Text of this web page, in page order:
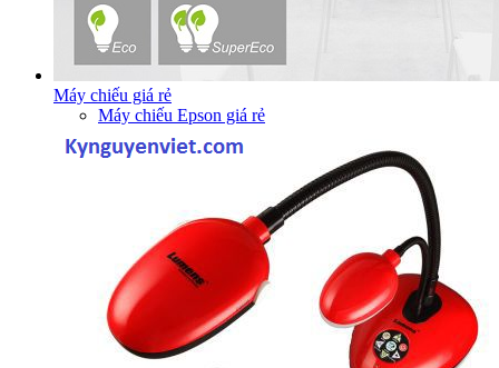
Máy chiếu giá rẻ
Máy chiếu Epson giá rẻ